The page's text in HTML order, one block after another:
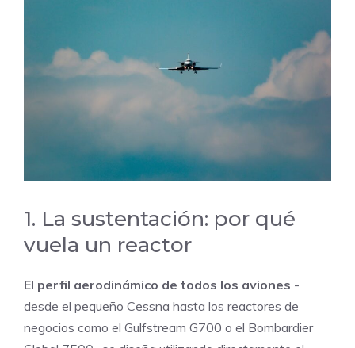
1. La sustentación: por qué
vuela un reactor
El perfil aerodinámico de todos los aviones -
desde el pequeño Cessna hasta los reactores de
negocios como el Gulfstream G700 o el Bombardier